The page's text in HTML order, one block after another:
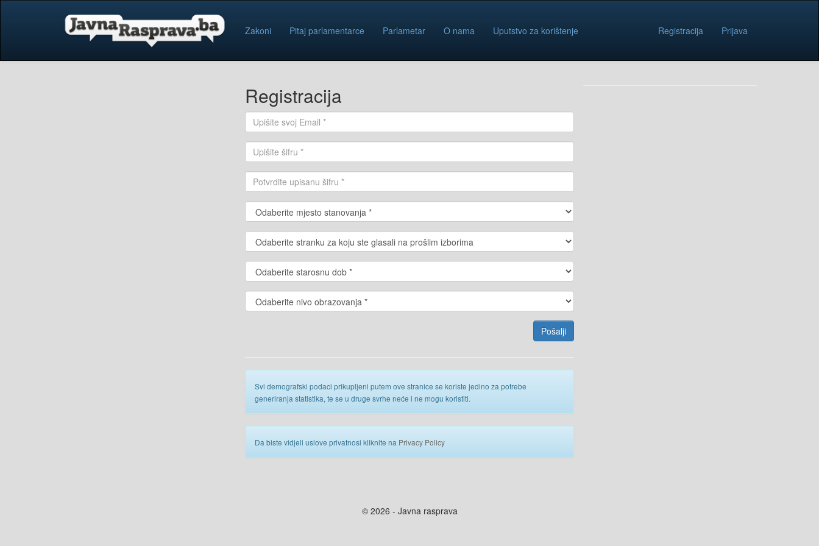
Zakoni Pitaj parlamentarce Parlametar O nama Uputstvo za korištenje Registracija Prijava
Registracija
Svi demografski podaci prikupljeni putem ove stranice se koriste jedino za potrebe
generiranja statistika, te se u druge svrhe neće i ne mogu koristiti.
Da biste vidjeli uslove privatnosi kliknite na Privacy Policy
© 2026 - Javna rasprava